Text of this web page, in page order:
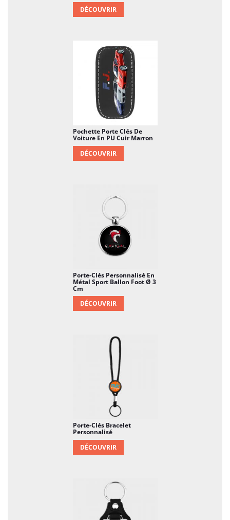
DÉCOUVRIR
Pochette Porte Clés De
Voiture En PU Cuir Marron
DÉCOUVRIR
Porte-Clés Personnalisé En
Métal Sport Ballon Foot Ø 3
Cm
DÉCOUVRIR
Porte-Clés Bracelet
Personnalisé
DÉCOUVRIR